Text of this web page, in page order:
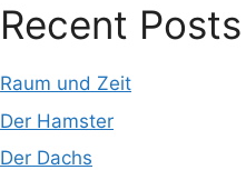
Recent Posts
Raum und Zeit
Der Hamster
Der Dachs